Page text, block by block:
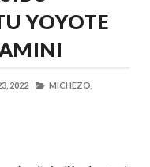
YOYOTE
2022 MICHEZO,